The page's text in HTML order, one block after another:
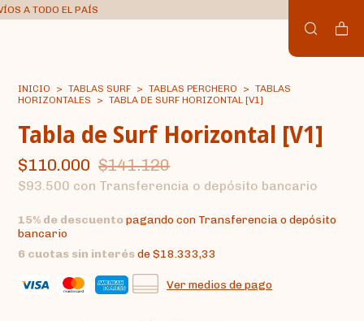
A TODO EL PAÍS
INICIO > TABLAS SURF > TABLAS PERCHERO > TABLAS
HORIZONTALES
> TABLA DE SURF HORIZONTAL [V1]
Tabla de Surf Horizontal [V1]
$110.000 $141.120
$93.500 con Transferencia o depósito bancario
15% de descuentopagando con Transferencia o depósito
bancario
6 cuotas sin interésde$18.333,33
Ver medios de pago